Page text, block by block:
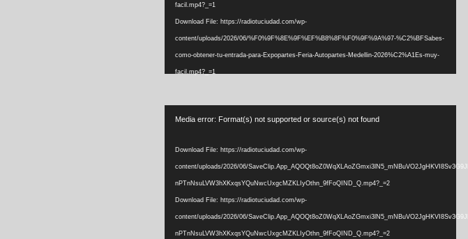
facil.mp4?_=1
Download File: https://radiotuciudad.com/wp-
content/uploads/2026/06/%F0%9F%8E%9F%EF%B8%8F%F0%9F%9A%97-%C2%BFSabes-
como-obtener-tu-entrada-para-Expopartes-Feria-Autopartes-Medellin-2026%C2%A1Es-muy-
facil.mp4?_=1
Media error: Format(s) not supported or source(s) not found
Download File: https://radiotuciudad.com/wp-
content/uploads/2026/06/
nPTnNsuLVW3hXKxqsYQuNwcUxgcMZKLIyOthn_9fFoQIND_Q.mp4?_=2
Download File: https://radiotuciudad.com/wp-
content/uploads/2026/06/
nPTnNsuLVW3hXKxqsYQuNwcUxgcMZKLIyOthn_9fFoQIND_Q.mp4?_=2